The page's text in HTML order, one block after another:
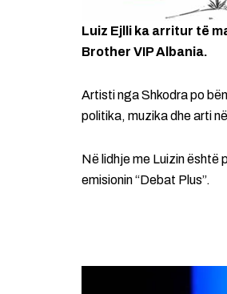
Luiz Ejlli ka arritur të
Brother VIP Albania.
Artisti nga Shkodra po
politika, muzika dhe arti
Në lidhje me Luizin është
emisionin “Debat Plus”.